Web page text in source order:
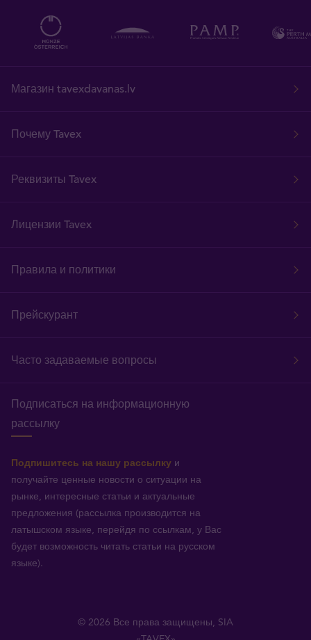
Магазин tavexdavanas.lv
Почему Tavex
Реквизиты Tavex
Лицензии Tavex
Правила и политики
Прейскурант
Часто задаваемые вопросы
Подписаться на информационную
рассылку
Подпишитесь на нашу рассылку и
получайте ценные новости о ситуации на
рынке, интересные статьи и актуальные
предложения (рассылка производится на
латышском языке, перейдя по ссылкам, у Вас
будет возможность читать статьи на русском
языке).
© 2026 Все права защищены, SIA